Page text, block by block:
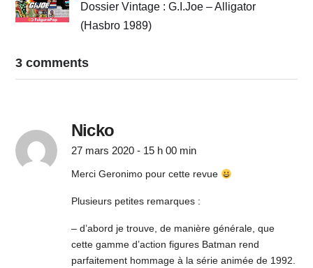
Dossier Vintage : G.I.Joe – Alligator
(Hasbro 1989)
3 comments
Nicko
27 mars 2020 - 15 h 00 min
Merci Geronimo pour cette revue
Plusieurs petites remarques :
– d’abord je trouve, de manière générale, que
cette gamme d’action figures Batman rend
parfaitement hommage à la série animée de 1992.